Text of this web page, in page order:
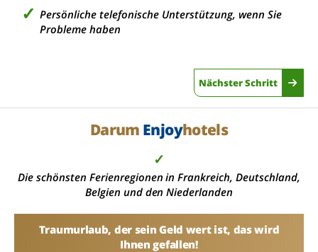
Persönliche telefonische Unterstützung, wenn Sie
Probleme haben
Nächster Schritt
Darum Enjoyhotels
✓
Die schönsten Ferienregionen in Frankreich, Deutschland,
Belgien und den Niederlanden
Traumurlaub, der sein Geld wert ist, das wird
Ihnen gefallen!